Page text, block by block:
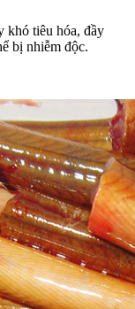
khó tiêu hóa, đầy
bị nhiễm độc.